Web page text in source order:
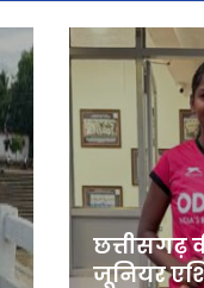
छत्तीसगढ़
जूनियर